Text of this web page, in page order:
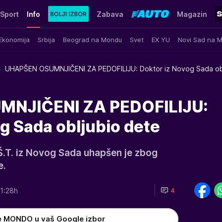
Sport Info
Srbija Beograd na Mondu Svet EX YU Novi Sad na
Zabava Magazin
UHAPŠEN OSUMNJIČENI ZA PEDOFILIJU: Doktor iz Novog Sada
ZA PEDOFILIJU:
Sada obljubio dete
iz Novog Sada uhapšen je zbog
4
MONDO u vaš Google izbor